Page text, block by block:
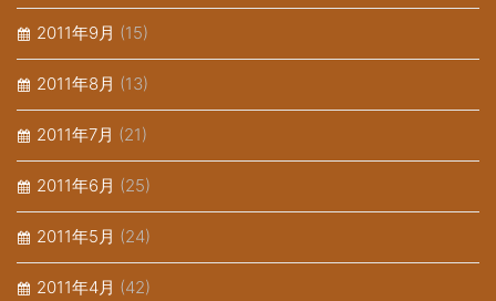
2011年9月 (15)
2011年8月 (13)
2011年7月 (21)
2011年6月 (25)
2011年5月 (24)
2011年4月 (42)